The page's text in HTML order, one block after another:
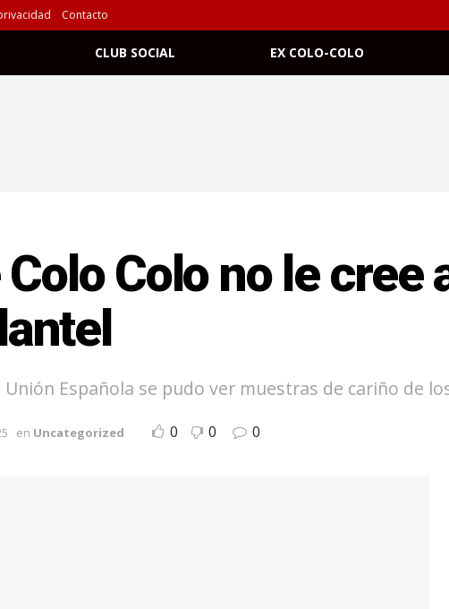
Contacto
CLUB SOCIAL EX COLO-COLO
Colo no le cree
Española se pudo ver muestras de cariño de
en Uncategorized 0 0 0